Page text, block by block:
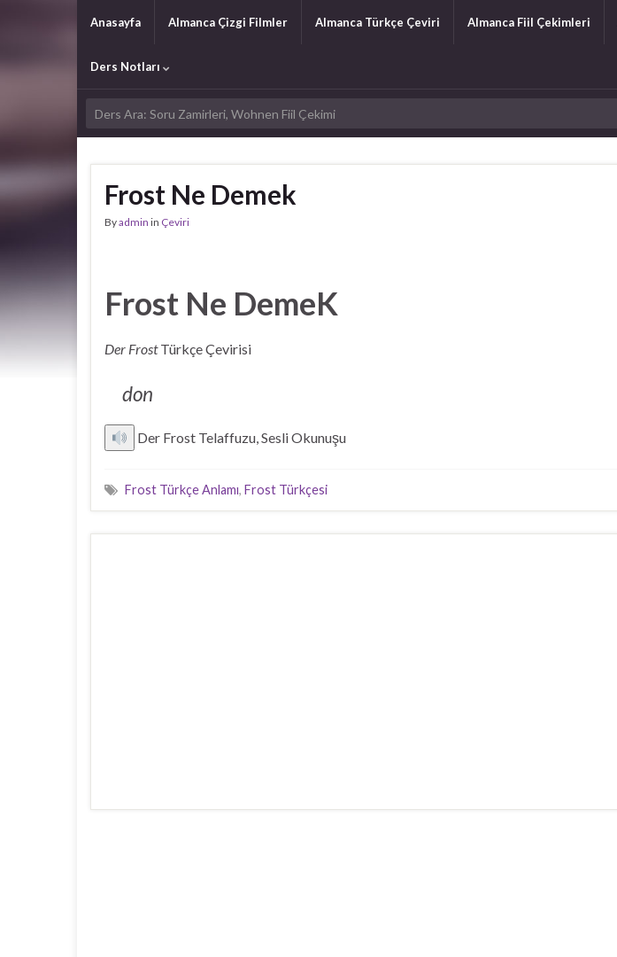
Anasayfa Almanca Çizgi Filmler Almanca Türkçe Çeviri Almanca Fiil Çekimleri
Ders Notları
Frost Ne Demek
Byadmin in Çeviri
Frost Ne DemeK
Der FrostTürkçe Çevirisi
don
Der Frost Telaffuzu, Sesli Okunuşu
Frost Türkçe Anlamı, Frost Türkçesi